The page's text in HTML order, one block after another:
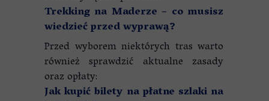
Trekking na Maderze – co musisz
wiedzieć przed wyprawą?
Przed wyborem niektórych tras warto
również sprawdzić aktualne zasady
oraz opłaty:
Jak kupić bilety na płatne szlaki na